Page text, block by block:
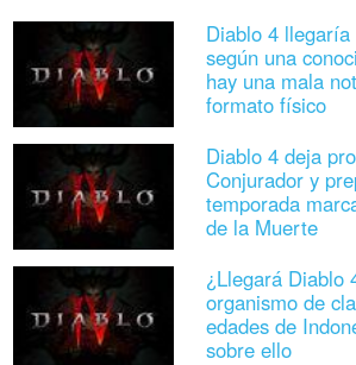
Diablo 4
según una
hay una mala
formato físico
Diablo 4 deja
Conjurador y
temporada
de la Muerte
¿Llegará Diablo
organismo de
edades de
sobre ello